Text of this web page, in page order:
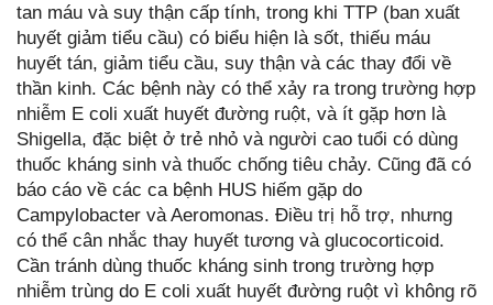
tan máu và suy thận cấp tính, trong khi TTP (ban xuất
huyết giảm tiểu cầu) có biểu hiện là sốt, thiếu máu
huyết tán, giảm tiểu cầu, suy thận và các thay đổi về
thần kinh. Các bệnh này có thể xảy ra trong trường hợp
nhiễm E coli xuất huyết đường ruột, và ít gặp hơn là
Shigella, đặc biệt ở trẻ nhỏ và người cao tuổi có dùng
thuốc kháng sinh và thuốc chống tiêu chảy. Cũng đã có
báo cáo về các ca bệnh HUS hiếm gặp do
Campylobacter và Aeromonas. Điều trị hỗ trợ, nhưng
có thể cân nhắc thay huyết tương và glucocorticoid.
Cần tránh dùng thuốc kháng sinh trong trường hợp
nhiễm trùng do E coli xuất huyết đường ruột vì không rõ